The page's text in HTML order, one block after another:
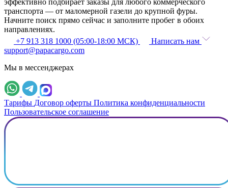
эффективно подбирает заказы для любого коммерческого
транспорта — от маломерной газели до крупной фуры.
Начните поиск прямо сейчас и заполните пробег в обоих
направлениях.
+7 913 318 1000 (05:00-18:00 МСК)
Написать нам
support@papacargo.com
Мы в мессенджерах
Тарифы Договор оферты Политика конфиденциальности
Пользовательское соглашение